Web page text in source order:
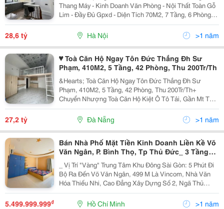
Thang Máy - Kinh Doanh Văn Phòng - Nội Thất Toàn Gỗ
Lim - Đầy Đủ Gpxd - Diện Tích 70M2, 7 Tầng, 6 Phòng
Ngủ Khép Kín. - Vị Trí: Nhà Nằm Trong Khu Phân Lô Trần
Quốc Hoàn, Cạnh Trường Đại Học Sư Phạm...
28,6 tỷ Hà Nội >1 năm
♥ Toà Căn Hộ Ngay Tôn Đức Thắng Đh Sư
Phạm, 410M2, 5 Tầng, 42 Phòng, Thu 200Tr/Th
&Hearts; Toà Căn Hộ Ngay Tôn Đức Thắng Đh Sư
Phạm, 410M2, 5 Tầng, 42 Phòng, Thu 200Tr/Th+
Chuyển Nhượng Toà Căn Hộ Kiệt Ô Tô Tải, Gần Mt Tôn
Đức Thắng, Khu Đại Học Sư Phạm, Nhu Cầu Thuê Trọ
Cực Cao, Luôn Full Phòng+ Dt 410M2, Ngang 12M, 5
Tầng Kiên...
27,2 tỷ Đà Nẵng >1 năm
Bán Nhà Phố Mặt Tiền Kinh Doanh Liền Kề Võ
Văn Ngân, P. Bình Thọ, Tp Thủ Đức_ 3 Tầng
Sân Thượng _ 77 M2 Đất
_ Vị Trí "Vàng" Trung Tâm Khu Đông Sài Gòn: 5 Phút Đi
Bộ Ra Đến Võ Văn Ngân, 499 M Là Vincom, Nhà Văn
Hóa Thiếu Nhi, Cao Đẳng Xây Dựng Số 2, Ngã Thủ
Đức, Đại Học Sư Phạm Kĩ Thuật, Siêu Thị Coopmart,
Tiện Di Chuyển Về Các Quận Trung Tâm, Sân Bay
5.499.999.999₫ Hồ Chí Minh >1 năm